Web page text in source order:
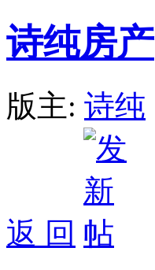
诗纯房产
版主: 诗纯
返 回